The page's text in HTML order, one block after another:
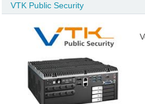
VTK Public Security